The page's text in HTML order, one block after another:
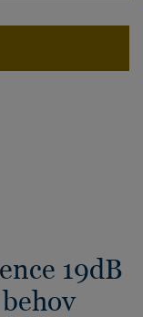
19dB